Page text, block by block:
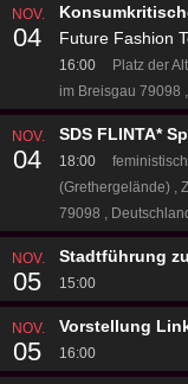
NOV.
04
Future Fashion
16:00 Platz der
im Breisgau 79098
NOV.
04
SDS FLINTA*
18:00
(Grethergelände)
79098
NOV.
05
Stadtführung
15:00
NOV.
05
Vorstellung
16:00